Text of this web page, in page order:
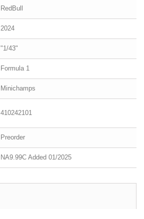
RedBull
2024
"1/43"
Formula 1
Minichamps
410242101
Preorder
NA9.99C Added 01/2025